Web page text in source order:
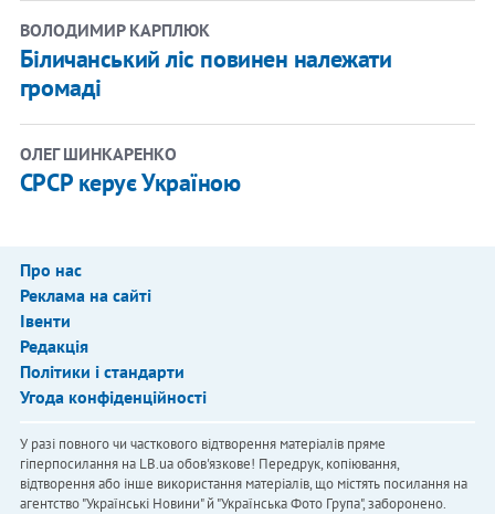
ВОЛОДИМИР КАРПЛЮК
Біличанський ліс повинен належати
громаді
ОЛЕГ ШИНКАРЕНКО
СРСР керує Україною
Про нас
Реклама на сайті
Івенти
Редакція
Політики і стандарти
Угода конфіденційності
У разі повного чи часткового відтворення матеріалів пряме
гіперпосилання на LB.ua обов'язкове! Передрук, копіювання,
відтворення або інше використання матеріалів, що містять посилання на
агентство "Українськi Новини" й "Українська Фото Група", заборонено.